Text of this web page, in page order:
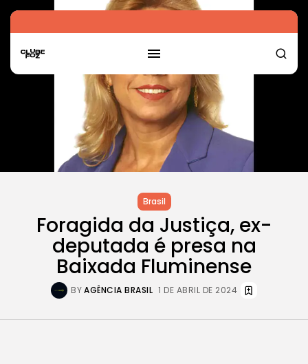
Brasil
Foragida da Justiça, ex-
deputada é presa na
Baixada Fluminense
BYAGÊNCIA BRASIL 1 DE ABRIL DE 2024